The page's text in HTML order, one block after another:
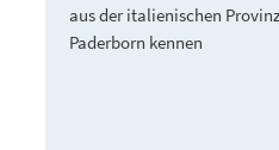
aus der italienischen
Paderborn kennen